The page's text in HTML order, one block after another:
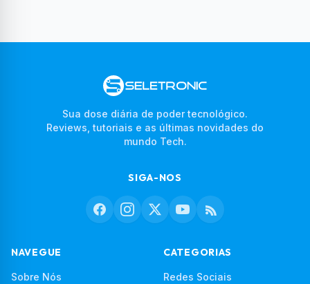
Sua dose diária de poder tecnológico.
Reviews, tutoriais e as últimas novidades do
mundo Tech.
SIGA-NOS
NAVEGUE
Sobre Nós
CATEGORIAS
Redes Sociais